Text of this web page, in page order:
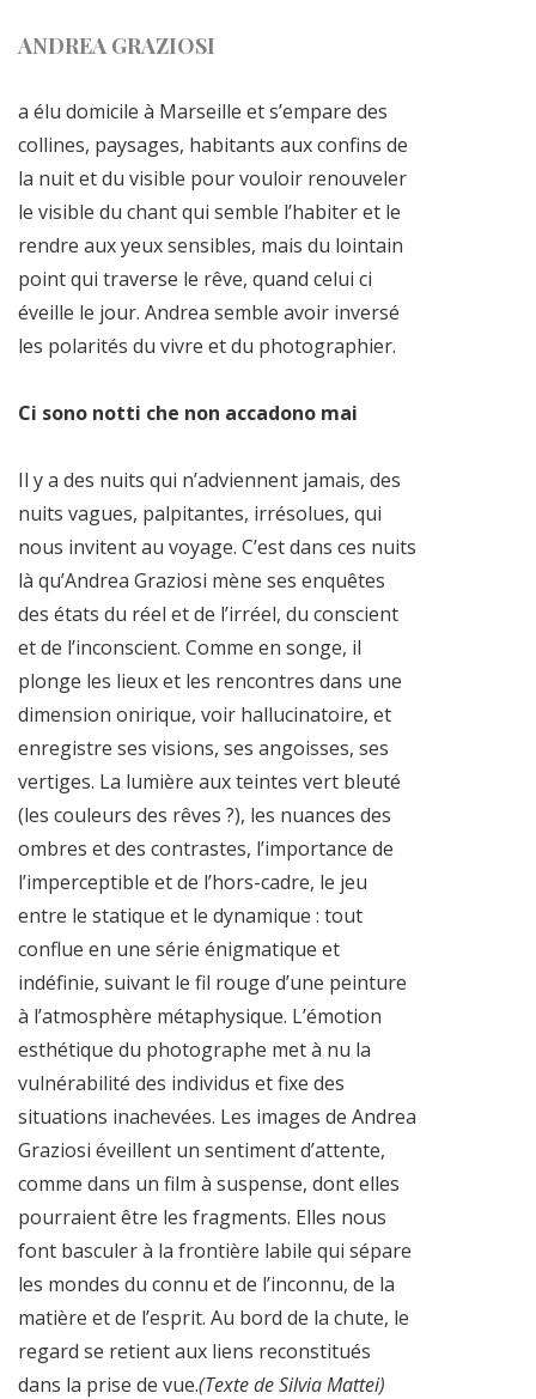
ANDREA GRAZIOSI
a élu domicile à Marseille et s’empare des
collines, paysages, habitants aux confins de
la nuit et du visible pour vouloir renouveler
le visible du chant qui semble l’habiter et le
rendre aux yeux sensibles, mais du lointain
point qui traverse le rêve, quand celui ci
éveille le jour. Andrea semble avoir inversé
les polarités du vivre et du photographier.
Ci sono notti che non accadono mai
Il y a des nuits qui n’adviennent jamais, des
nuits vagues, palpitantes, irrésolues, qui
nous invitent au voyage. C’est dans ces nuits
là qu’Andrea Graziosi mène ses enquêtes
des états du réel et de l’irréel, du conscient
et de l’inconscient. Comme en songe, il
plonge les lieux et les rencontres dans une
dimension onirique, voir hallucinatoire, et
enregistre ses visions, ses angoisses, ses
vertiges. La lumière aux teintes vert bleuté
(les couleurs des rêves ?), les nuances des
ombres et des contrastes, l’importance de
l’imperceptible et de l’hors-cadre, le jeu
entre le statique et le dynamique : tout
conflue en une série énigmatique et
indéfinie, suivant le fil rouge d’une peinture
à l’atmosphère métaphysique. L’émotion
esthétique du photographe met à nu la
vulnérabilité des individus et fixe des
situations inachevées. Les images de Andrea
Graziosi éveillent un sentiment d’attente,
comme dans un film à suspense, dont elles
pourraient être les fragments. Elles nous
font basculer à la frontière labile qui sépare
les mondes du connu et de l’inconnu, de la
matière et de l’esprit. Au bord de la chute, le
regard se retient aux liens reconstitués
dans la prise de vue.(Texte de Silvia Mattei)